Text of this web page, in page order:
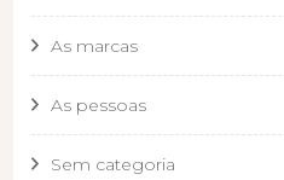
As marcas
As pessoas
Sem categoria